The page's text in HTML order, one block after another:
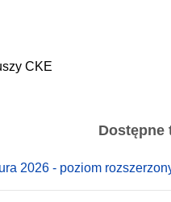
CKE
Dostępne
2026 - poziom